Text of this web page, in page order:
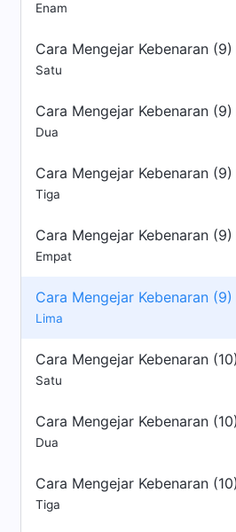
Enam
Cara Mengejar Kebenaran (9)
Satu
Cara Mengejar Kebenaran (9)
Dua
Cara Mengejar Kebenaran (9)
Tiga
Cara Mengejar Kebenaran (9)
Empat
Cara Mengejar Kebenaran (9)
Lima
Cara Mengejar Kebenaran (10)
Satu
Cara Mengejar Kebenaran (10)
Dua
Cara Mengejar Kebenaran (10)
Tiga